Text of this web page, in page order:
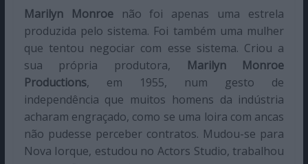
Marilyn Monroenão foi apenas uma estrela
produzida pelo sistema. Foi também uma mulher
que tentou negociar com esse sistema. Criou a
sua própria produtora,
Marilyn Monroe
Productions, em 1955, num gesto de
independência que muitos homens da indústria
acharam engraçado, como se uma loira com ancas
não pudesse perceber contratos. Mudou-se para
Nova Iorque, estudou no Actors Studio, trabalhou